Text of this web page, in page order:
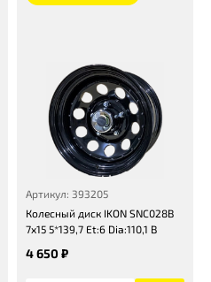
Артикул: 393205
Колесный диск IKON SNC028B
7x15 5*139,7 Et:6 Dia:110,1 B
4 650 ₽